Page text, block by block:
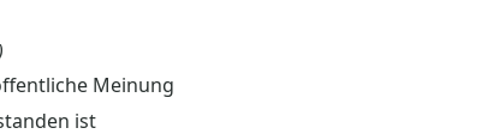
Meinung
ist